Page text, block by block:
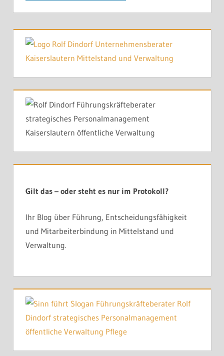
Gilt das – oder steht es nur im Protokoll?
Ihr Blog über Führung, Entscheidungsfähigkeit
und Mitarbeiterbindung in Mittelstand und
Verwaltung.